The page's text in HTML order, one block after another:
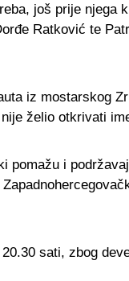
još prije njega
Ratković te
iz mostarskog
želio otkrivati
i
sati, zbog